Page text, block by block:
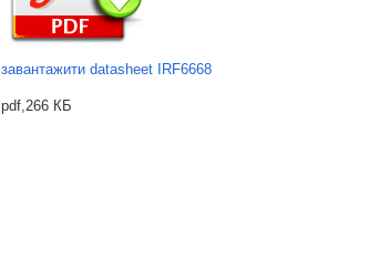
завантажити datasheet IRF6668
pdf,266 КБ